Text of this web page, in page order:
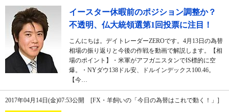
イースター休暇前のポジション調整か？
不透明、仏大統領選第1回投票に注目！
こんにちは。デイトレーダーZEROです。4月13日の為替
相場の振り返りと今後の作戦を動画で解説します。【相
場のポイント】・米軍がアフガニスタンでIS標的に空
爆。・NYダウ138ドル安、ドルインデックス100.46。
【今…
2017年04月14日(金)07:53公開 [FX・羊飼いの「今日の為替はこれで動く！」]